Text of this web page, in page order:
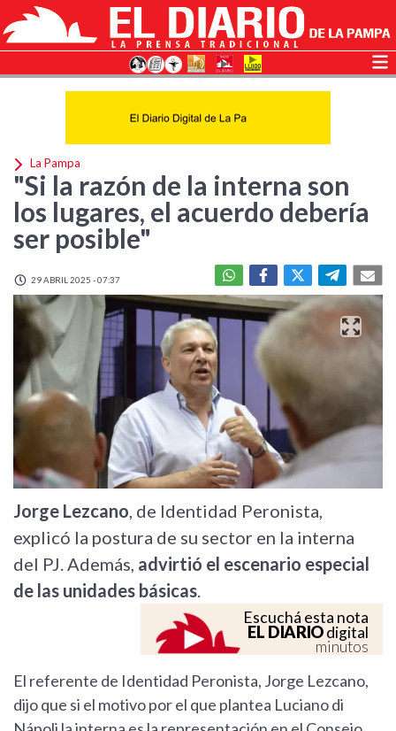
La Pampa
"Si la razón de la interna son
los lugares, el acuerdo debería
ser posible"
29 ABRIL 2025 - 07:37
Jorge Lezcano, de Identidad Peronista,
explicó la postura de su sector en la interna
del PJ. Además, advirtió el escenario especial
de las unidades básicas.
Escuchá esta nota
EL DIARIOdigital
minutos
El referente de Identidad Peronista, Jorge Lezcano,
dijo que si el motivo por el que plantea Luciano di